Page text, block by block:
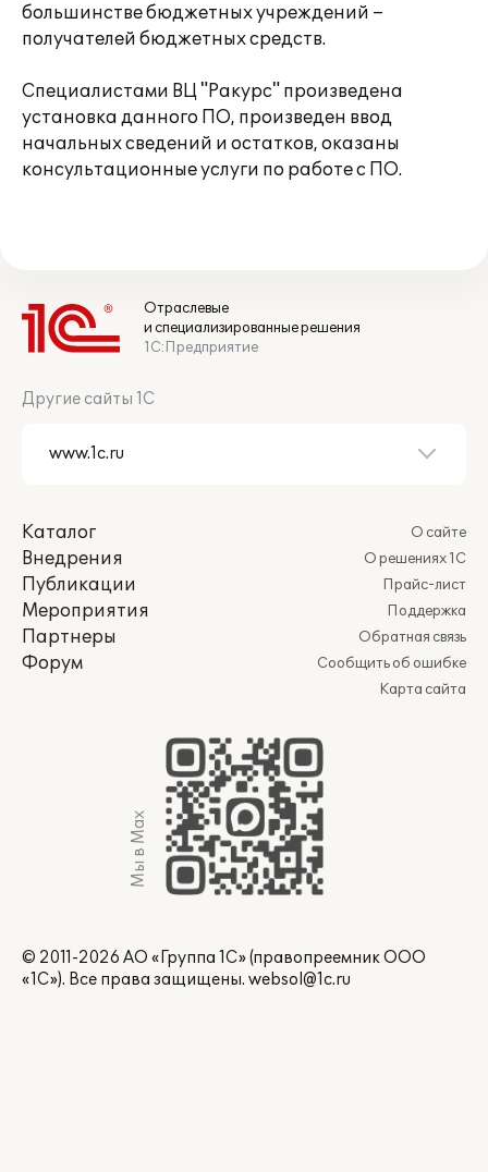
большинстве бюджетных учреждений –
получателей бюджетных средств.
Специалистами ВЦ "Ракурс" произведена
установка данного ПО, произведен ввод
начальных сведений и остатков, оказаны
консультационные услуги по работе с ПО.
Отраслевые
и специализированные решения
1С:Предприятие
Другие сайты 1С
Каталог
Внедрения
Публикации
Мероприятия
Партнеры
Форум
О сайте
О решениях 1С
Прайс-лист
Поддержка
Обратная связь
Сообщить об ошибке
Карта сайта
Мы в Max
© 2011-2026 АО «Группа 1С» (правопреемник ООО
«1С»). Все права защищены. websol@1c.ru